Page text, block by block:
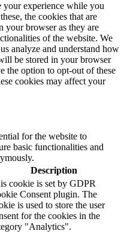
your experience while you
the cookies that are
your browser as they are
of the website. We
analyze and understand how
be stored in your browser
the option to opt-out of these
cookies may affect your
for the website to
basic functionalities and
Description
cookie is set by GDPR
Consent plugin. The
is used to store the user
for the cookies in the
"Analytics".